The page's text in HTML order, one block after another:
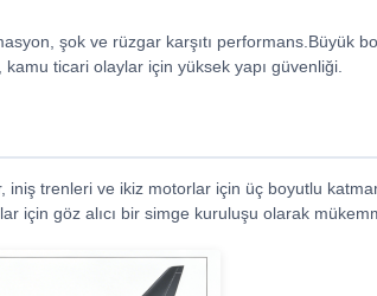
şok ve rüzgar karşıtı performans.Büyük
ticari olaylar için yüksek yapı güvenliği.
iniş trenleri ve ikiz motorlar için üç boyutlu
için göz alıcı bir simge kuruluşu olarak